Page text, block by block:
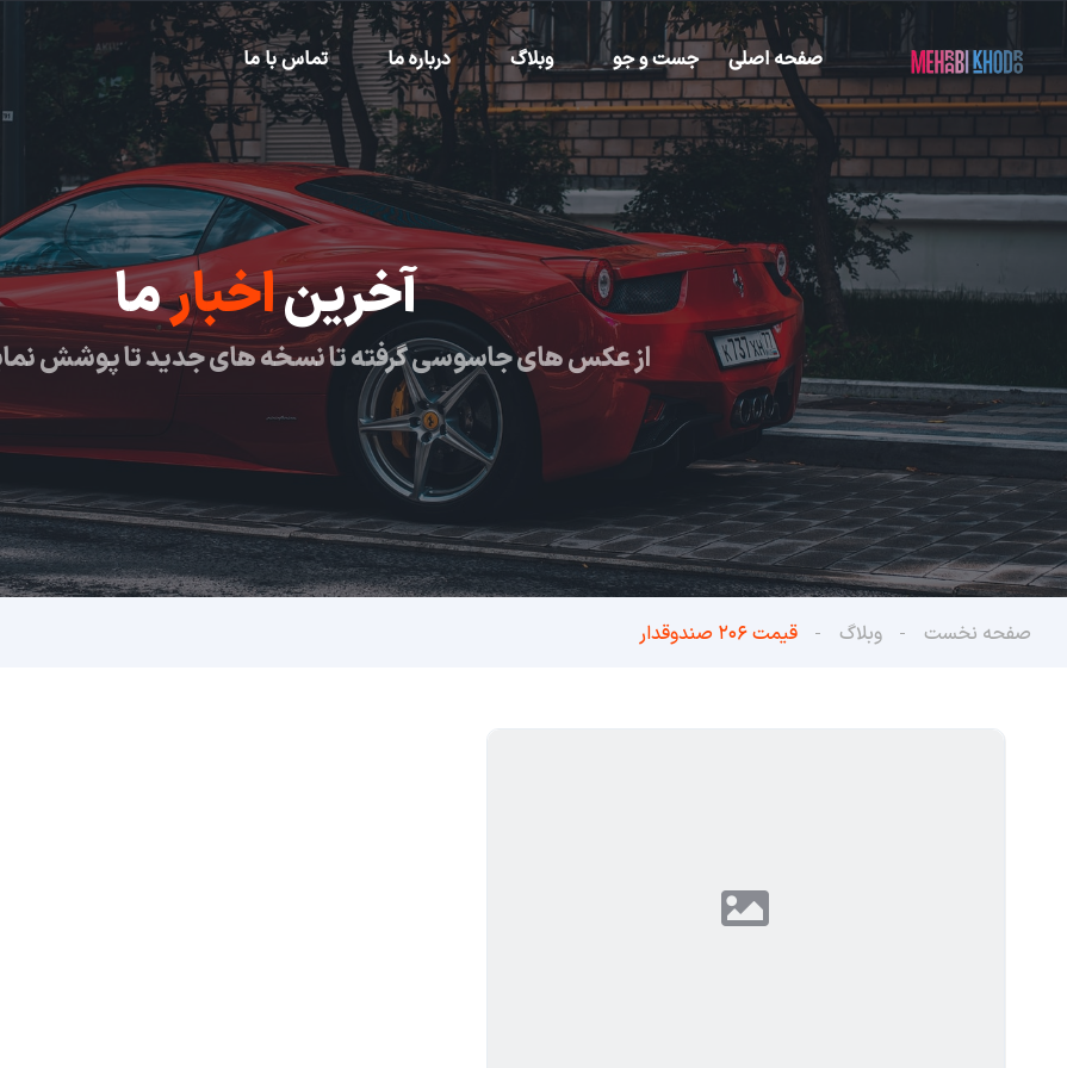
صفحه اصلی جست و جو وبلاگ درباره ما تماس با ما
آخریناخبارما
از عکس های جاسوسی گرفته تا نسخه های جدید تا پوشش
صفحه نخست وبلاگ قیمت ۲۰۶ صندوقدار